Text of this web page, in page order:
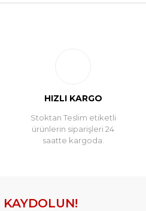
HIZLI KARGO
Stoktan Teslim etiketli
ürünlerin siparişleri 24
saatte kargoda.
KAYDOLUN!